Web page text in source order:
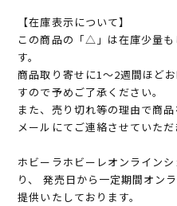
【在庫表示について】
この商品の「△」は在庫少量
す。
商品取り寄せに1～2週間ほど
すので予めご了承ください。
また、売り切れ等の理由で商
メールにてご連絡させていただ
ホビーラホビーレオンライン
り、 発売日から一定期間オン
提供いたしております。